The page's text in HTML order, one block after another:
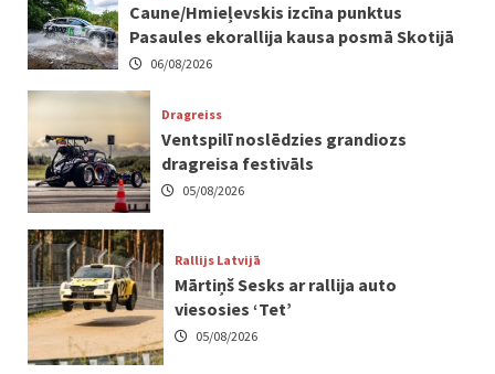
Caune/Hmieļevskis izcīna punktus
Pasaules ekorallija kausa posmā Skotijā
06/08/2026
Dragreiss
Ventspilī noslēdzies grandiozs
dragreisa festivāls
05/08/2026
Rallijs Latvijā
Mārtiņš Sesks ar rallija auto
viesosies ‘Tet’
05/08/2026